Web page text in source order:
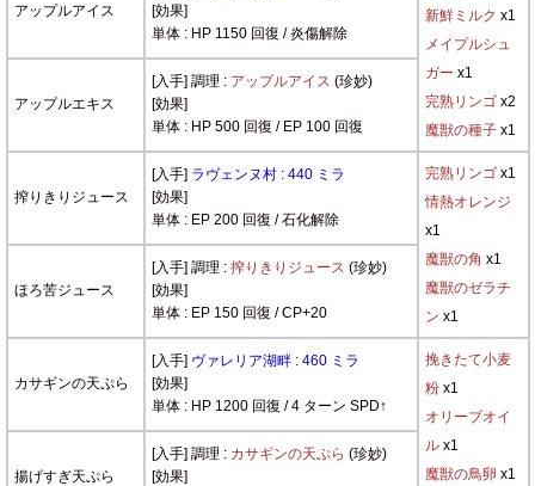
アップルアイス
[効果]
単体 : HP 1150 回復 / 炎傷解除
新鮮ミルク x1
メイプルシュ
ガー x1
完熟リンゴx2
魔獣の種子x1
アップルエキス
[入手] 調理 : アップルアイス (珍妙)
[効果]
単体 : HP 500 回復 / EP 100 回復
搾りきりジュース
[入手] ラヴェンヌ村 : 440 ミラ
[効果]
単体 : EP 200 回復 / 石化解除
完熟リンゴx1
情熱オレンジ
x1
魔獣の角 x1
魔獣のゼラチ
ン x1
ほろ苦ジュース
[入手] 調理 : 搾りきりジュース (珍妙)
[効果]
単体 : EP 150 回復 / CP+20
カサギンの天ぷら
[入手] ヴァレリア湖畔 : 460 ミラ
[効果]
単体 : HP 1200 回復 / 4 ターン SPD↑
挽きたて小麦
粉x1
オリーブオイ
ルx1
魔獣の鳥卵 x1
揚げすぎ天ぷら
[入手] 調理 : カサギンの天ぷら (珍妙)
[効果]